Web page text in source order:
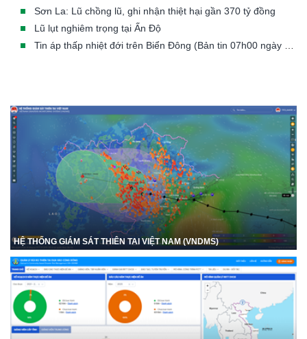
Sơn La: Lũ chồng lũ, ghi nhận thiệt hại gần 370 tỷ đồng
Lũ lụt nghiêm trọng tại Ấn Độ
HỆ THỐNG GIÁM SÁT THIÊN TAI VIỆT NAM (VNDMS)